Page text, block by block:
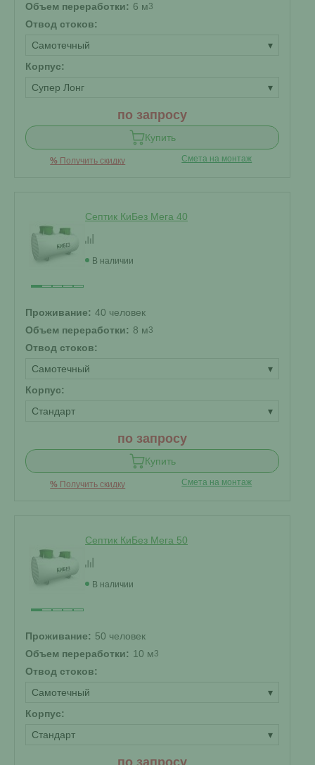
Объем переработки: 6 м3
Отвод стоков:
Самотечный
▾
Корпус:
Супер Лонг
▾
по запросу
Купить
% Получить скидку Смета на монтаж
Септик КиБез Мега 40
В наличии
Проживание: 40 человек
Объем переработки: 8 м3
Отвод стоков:
Самотечный
▾
Корпус:
Стандарт
▾
по запросу
Купить
% Получить скидку Смета на монтаж
Септик КиБез Мега 50
В наличии
Проживание: 50 человек
Объем переработки: 10 м3
Отвод стоков:
Самотечный
▾
Корпус:
Стандарт
▾
по запросу